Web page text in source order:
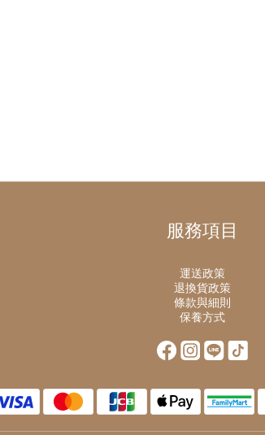
服務項目
運送政策
退換貨政策
條款與細則
保養方式